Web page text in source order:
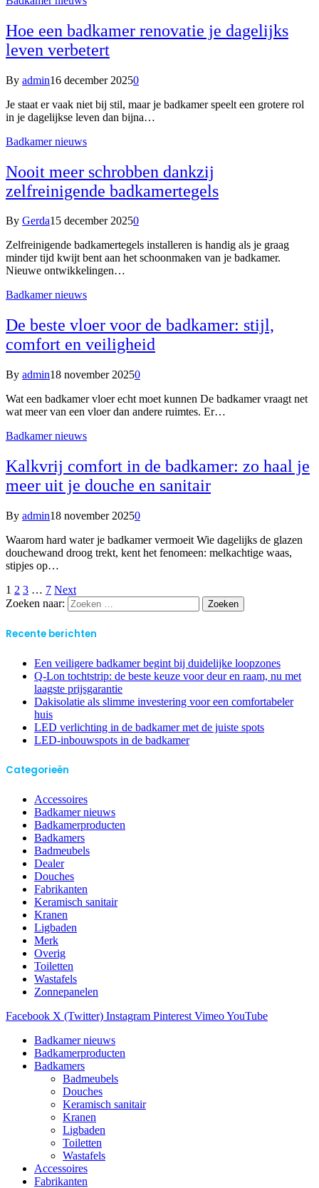
Hoe een badkamer renovatie je dagelijks
leven verbetert
By admin16 december 20250
Je staat er vaak niet bij stil, maar je badkamer speelt een grotere rol
in je dagelijkse leven dan bijna…
Badkamer nieuws
Nooit meer schrobben dankzij
zelfreinigende badkamertegels
By Gerda15 december 20250
Zelfreinigende badkamertegels installeren is handig als je graag
minder tijd kwijt bent aan het schoonmaken van je badkamer.
Nieuwe ontwikkelingen…
Badkamer nieuws
De beste vloer voor de badkamer: stijl,
comfort en veiligheid
By admin18 november 20250
Wat een badkamer vloer echt moet kunnen De badkamer vraagt net
wat meer van een vloer dan andere ruimtes. Er…
Badkamer nieuws
Kalkvrij comfort in de badkamer: zo haal je
meer uit je douche en sanitair
By admin18 november 20250
Waarom hard water je badkamer vermoeit Wie dagelijks de glazen
douchewand droog trekt, kent het fenomeen: melkachtige waas,
stipjes op…
1 2 3 … 7 Next
Zoeken naar:
Recente berichten
Een veiligere badkamer begint bij duidelijke loopzones
Q-Lon tochtstrip: de beste keuze voor deur en raam, nu met
laagste prijsgarantie
Dakisolatie als slimme investering voor een comfortabeler
huis
LED verlichting in de badkamer met de juiste spots
LED-inbouwspots in de badkamer
Categorieën
Accessoires
Badkamer nieuws
Badkamerproducten
Badkamers
Badmeubels
Dealer
Douches
Fabrikanten
Keramisch sanitair
Kranen
Ligbaden
Merk
Overig
Toiletten
Wastafels
Zonnepanelen
Facebook X (Twitter) Instagram Pinterest VimeoYouTube
Badkamer nieuws
Badkamerproducten
Badkamers
Badmeubels
Douches
Keramisch sanitair
Kranen
Ligbaden
Toiletten
Wastafels
Accessoires
Fabrikanten